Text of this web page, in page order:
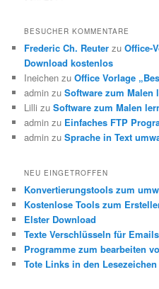
BESUCHER KOMMENTARE
Frederic Ch. Reuter zuOffice-
Download kostenlos
Ineichen zuOffice Vorlage
admin zuSoftware zum Malen
Lilli zuSoftware zum Malen
admin zu Einfaches FTP
admin zuSprache in Text
NEU EINGETROFFEN
Konvertierungstools zum
Kostenlose Tools zum
Elster Download
Texte Verschlüsseln für
Programme zum bearbeiten
Tote Links in den